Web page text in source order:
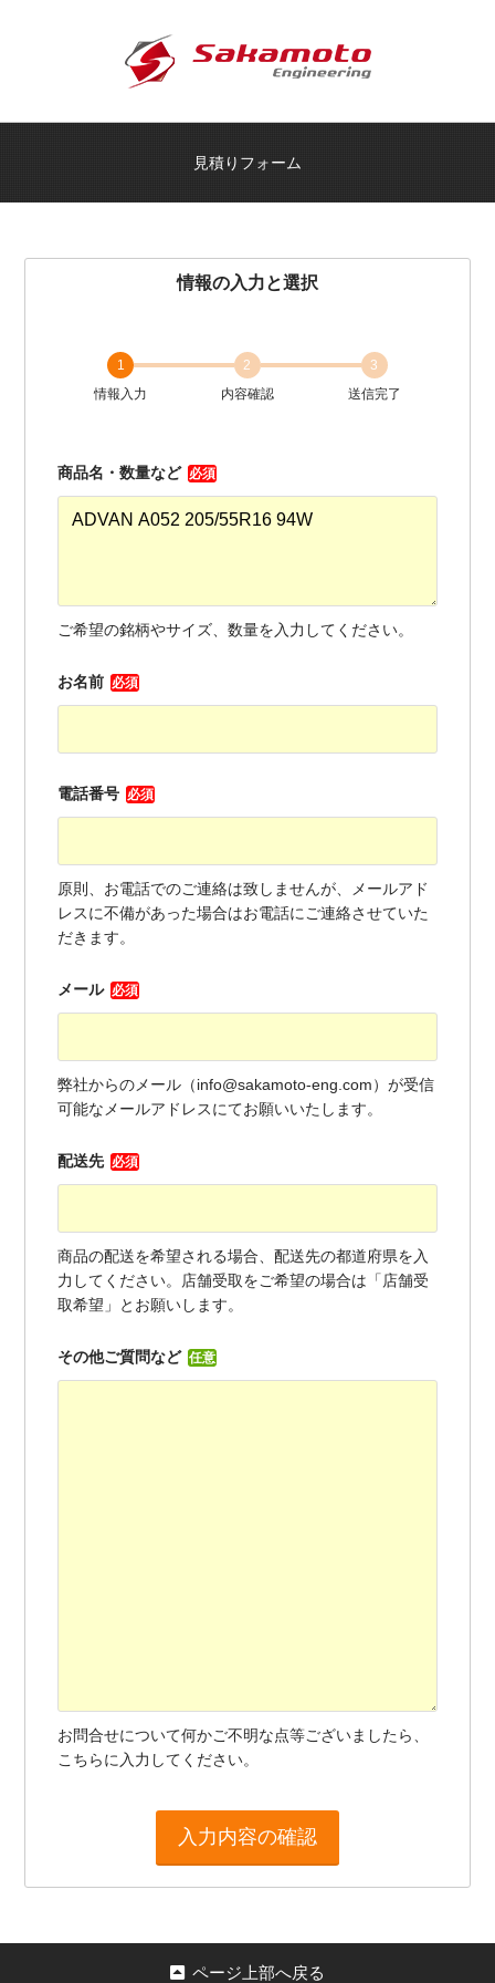
見積りフォーム
情報の入力と選択
1
情報入力
2
内容確認
3
送信完了
商品名・数量など 必須
ご希望の銘柄やサイズ、数量を入力してください。
お名前 必須
電話番号 必須
原則、お電話でのご連絡は致しませんが、メールアド
レスに不備があった場合はお電話にご連絡させていた
だきます。
メール 必須
弊社からのメール（info@sakamoto-eng.com）が受信
可能なメールアドレスにてお願いいたします。
配送先 必須
商品の配送を希望される場合、配送先の都道府県を入
力してください。店舗受取をご希望の場合は「店舗受
取希望」とお願いします。
その他ご質問など 任意
お問合せについて何かご不明な点等ございましたら、
こちらに入力してください。
ページ上部へ戻る